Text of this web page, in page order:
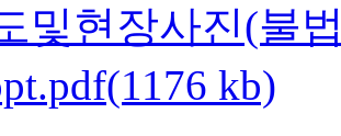
및현장사진(불
kb)